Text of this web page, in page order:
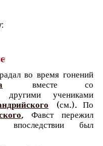
во время гонений
вместе со
учениками
(см.). По
, Фавст пережил
был